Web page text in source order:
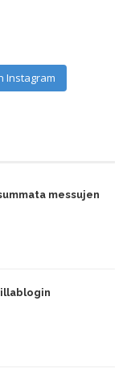
Instagram
messujen